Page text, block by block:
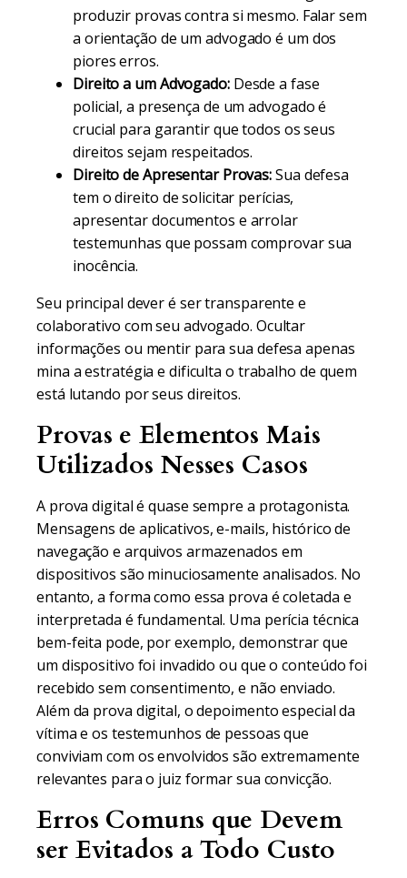
produzir provas contra si mesmo. Falar sem
a orientação de um advogado é um dos
piores erros.
Direito a um Advogado:Desde a fase
policial, a presença de um advogado é
crucial para garantir que todos os seus
direitos sejam respeitados.
Direito de Apresentar Provas:Sua defesa
tem o direito de solicitar perícias,
apresentar documentos e arrolar
testemunhas que possam comprovar sua
inocência.
Seu principal dever é ser transparente e
colaborativo com seu advogado. Ocultar
informações ou mentir para sua defesa apenas
mina a estratégia e dificulta o trabalho de quem
está lutando por seus direitos.
Provas e Elementos Mais
Utilizados Nesses Casos
A prova digital é quase sempre a protagonista.
Mensagens de aplicativos, e-mails, histórico de
navegação e arquivos armazenados em
dispositivos são minuciosamente analisados. No
entanto, a forma como essa prova é coletada e
interpretada é fundamental. Uma perícia técnica
bem-feita pode, por exemplo, demonstrar que
um dispositivo foi invadido ou que o conteúdo foi
recebido sem consentimento, e não enviado.
Além da prova digital, o depoimento especial da
vítima e os testemunhos de pessoas que
conviviam com os envolvidos são extremamente
relevantes para o juiz formar sua convicção.
Erros Comuns que Devem
ser Evitados a Todo Custo